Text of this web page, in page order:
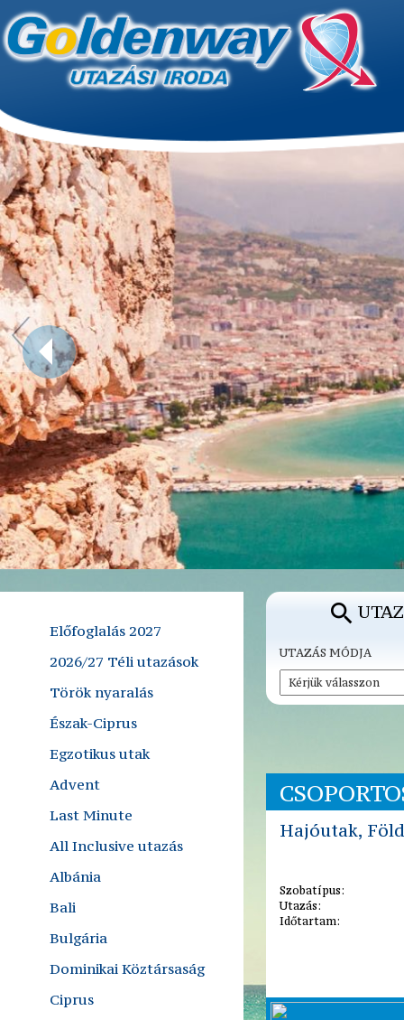
Előfoglalás 2027
2026/27 Téli utazások
Török nyaralás
Észak-Ciprus
Egzotikus utak
Advent
Last Minute
All Inclusive utazás
Albánia
Bali
Bulgária
Dominikai Köztársaság
Ciprus
UTAZÁS MÓDJA
Hajóutak,
Szobatípus:
Utazás:
Időtartam: